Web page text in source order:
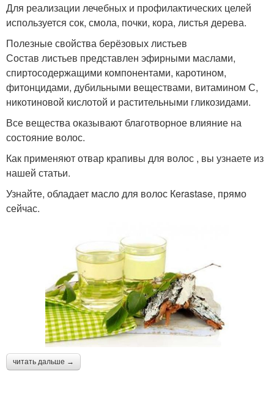
Для реализации лечебных и профилактических целей
используется сок, смола, почки, кора, листья дерева.
Полезные свойства берёзовых листьев
Состав листьев представлен эфирными маслами,
спиртосодержащими компонентами, каротином,
фитонцидами, дубильными веществами, витамином С,
никотиновой кислотой и растительными гликозидами.
Все вещества оказывают благотворное влияние на
состояние волос.
Как применяют отвар крапивы для волос , вы узнаете из
нашей статьи.
Узнайте, обладает масло для волос Кerastase, прямо
сейчас.
читать дальше →